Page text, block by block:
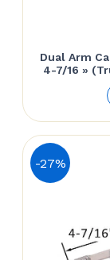
Dual Arm
4-7/16 »
-27%